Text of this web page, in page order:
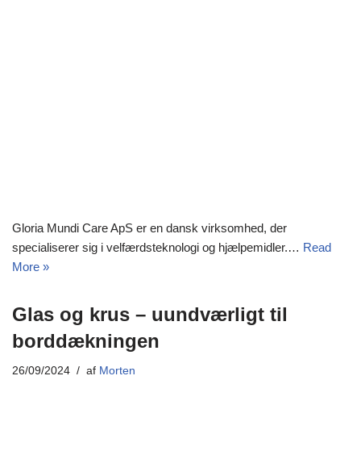
Gloria Mundi Care ApS er en dansk virksomhed, der
specialiserer sig i velfærdsteknologi og hjælpemidler.… Read
More »
Glas og krus – uundværligt til
borddækningen
26/09/2024 af Morten